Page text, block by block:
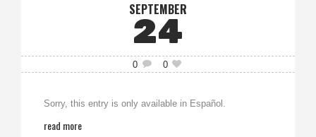
SEPTEMBER
24
0 0
Sorry, this entry is only available in Español.
read more